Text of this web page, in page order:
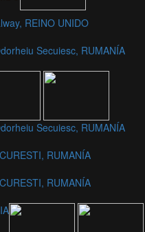
REINO UNIDO
Secuiesc, RUMANÍA
Secuiesc, RUMANÍA
RUMANÍA
RUMANÍA